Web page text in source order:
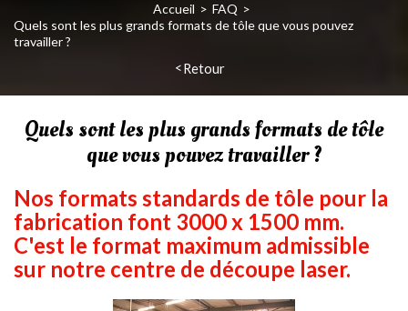
Accueil
FAQ
Quels sont les plus grands formats de tôle que vous pouvez
travailler ?
Retour
Quels sont les plus grands formats de tôle
que vous pouvez travailler ?
Nos formats standards de tôle pour la
fabrication font 3000 x 1500 mm.
C'est le format maximum admissible
sur notre centre de découpe laser.